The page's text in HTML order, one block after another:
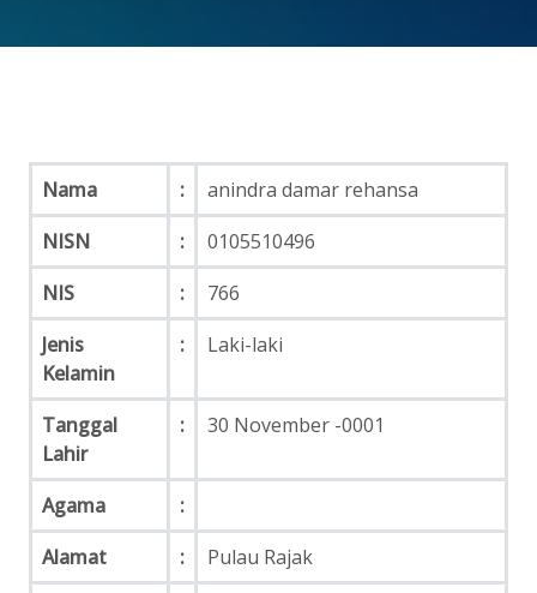
Nama :
anindra damar rehansa
NISN
:
0105510496
NIS
:
766
Jenis
Kelamin
: Laki-laki
Tanggal
Lahir
: 30 November -0001
Agama
:
Alamat
:
Pulau Rajak